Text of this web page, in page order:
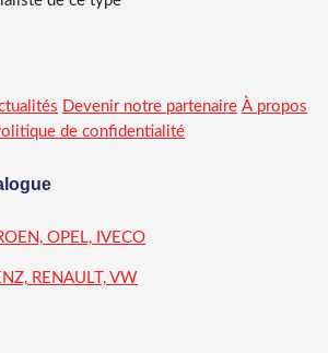
Devenir notre partenaire À propos
de confidentialité
OPEL, IVECO
RENAULT, VW